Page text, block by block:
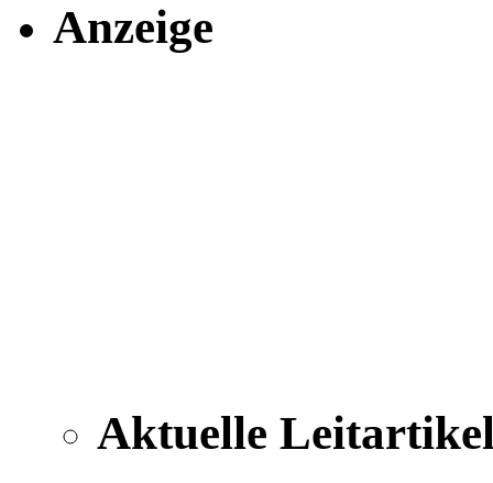
Anzeige
Aktuelle